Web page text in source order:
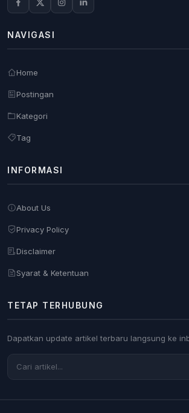
NAVIGASI
Home
Postingan
Kategori
Tag
INFORMASI
About Us
Privacy Policy
Disclaimer
Syarat & Ketentuan
TETAP TERHUBUNG
Dapatkan update artikel terbaru langsung ke